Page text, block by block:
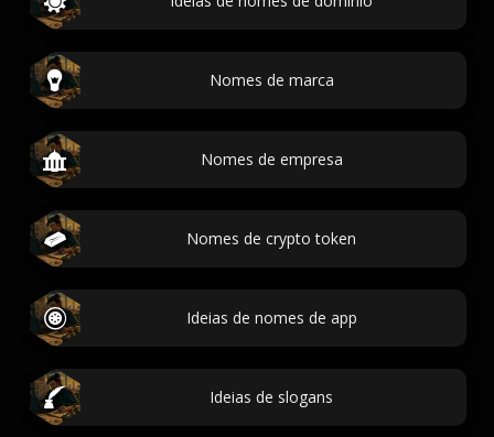
Nomes de marca
Nomes de empresa
Nomes de crypto token
Ideias de nomes de app
Ideias de slogans